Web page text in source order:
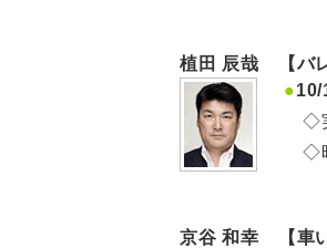
植田 辰哉 【バ
●10/
◇
◇
京谷 和幸 【車